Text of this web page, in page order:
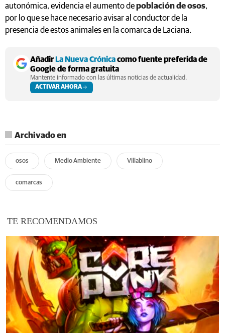
autonómica, evidencia el aumento depoblación de osos,
por lo que se hace necesario avisar al conductor de la
presencia de estos animales en la comarca de Laciana.
AñadirLa Nueva Crónicacomo fuente preferida de
Google de forma gratuita
Mantente informado con las últimas noticias de actualidad.
ACTIVAR AHORA
Archivado en
osos Medio Ambiente Villablino
comarcas
TE RECOMENDAMOS